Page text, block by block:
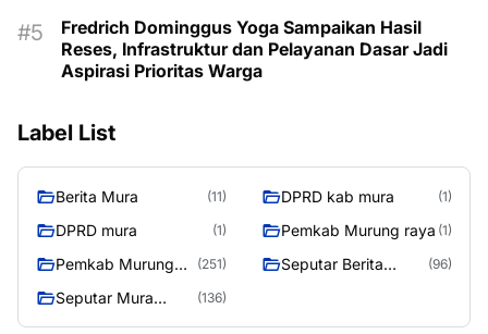
Fredrich Dominggus Yoga Sampaikan Hasil
Reses, Infrastruktur dan Pelayanan Dasar Jadi
Aspirasi Prioritas Warga
Label List
Berita Mura (11) DPRD kab mura (1)
DPRD mura (1) Pemkab Murung raya (1)
Pemkab Murung
(251)
Seputar Berita
(96)
Seputar Mura
(136)